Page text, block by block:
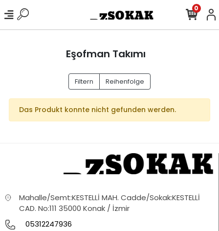
0
Eşofman Takımı
Filtern Reihenfolge
Das Produkt konnte nicht gefunden werden.
Mahalle/Semt:KESTELLİ MAH. Cadde/Sokak:KESTELLİ
CAD. No:111 35000 Konak / İzmir
05312247936